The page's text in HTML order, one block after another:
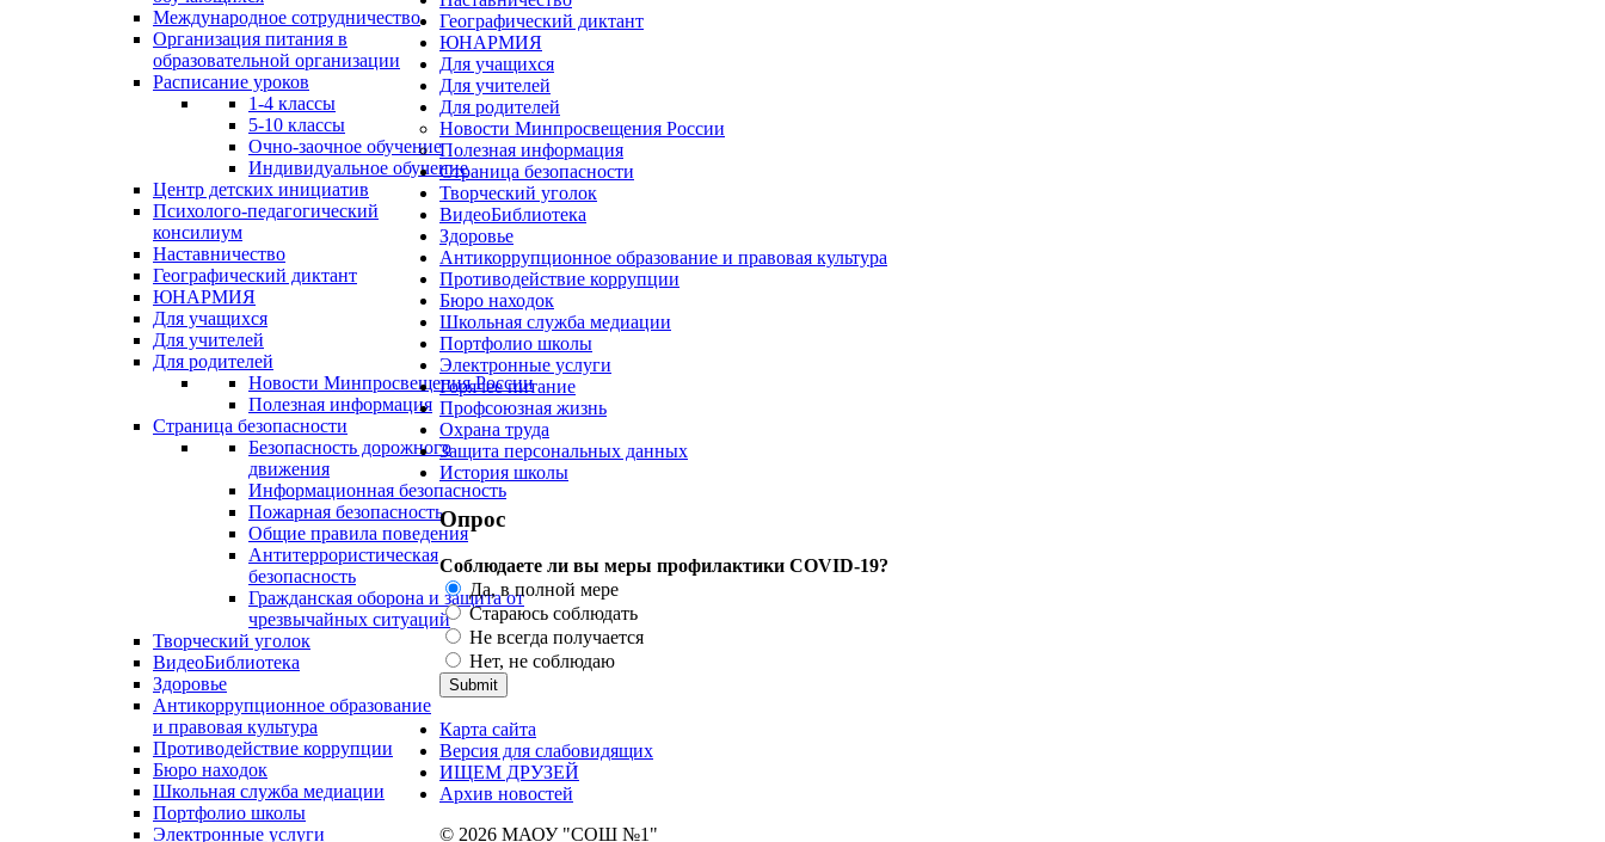
Международное сотрудничество
Организация питания в
образовательной организации
Расписание уроков
1-4 классы
5-10 классы
Очно-заочное обучение
Индивидуальное обучение
Центр детских инициатив
Психолого-педагогический
консилиум
Наставничество
Географический диктант
ЮНАРМИЯ
Для учащихся
Для учителей
Для родителей
Новости Минпросвещения России
Полезная информация
Страница безопасности
Безопасность дорожного
движения
Информационная безопасность
Пожарная безопасность
Общие правила поведения
Антитеррористическая
безопасность
Гражданская оборона и защита от
чрезвычайных ситуаций
Творческий уголок
ВидеоБиблиотека
Здоровье
Антикоррупционное образование
и правовая культура
Противодействие коррупции
Бюро находок
Школьная служба медиации
Портфолио школы
Электронные услуги
Географический диктант
ЮНАРМИЯ
Для учащихся
Для учителей
Для родителей
Новости Минпросвещения России
Полезная информация
Страница безопасности
Творческий уголок
ВидеоБиблиотека
Здоровье
Антикоррупционное образование и правовая культура
Противодействие коррупции
Бюро находок
Школьная служба медиации
Портфолио школы
Электронные услуги
Горячее питание
Профсоюзная жизнь
Охрана труда
Защита персональных данных
История школы
Опрос
Соблюдаете ли вы меры профилактики COVID-19?
Да, в полной мере
Стараюсь соблюдать
Не всегда получается
Нет, не соблюдаю
Карта сайта
Версия для слабовидящих
ИЩЕМ ДРУЗЕЙ
Архив новостей
© 2026 МАОУ "СОШ №1"